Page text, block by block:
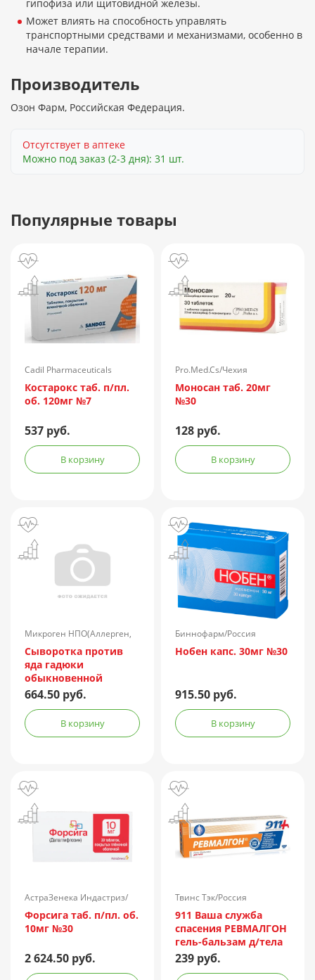
гипофиза или щитовидной железы.
Может влиять на способность управлять
транспортными средствами и механизмами, особенно в
начале терапии.
Производитель
Озон Фарм, Российская Федерация.
Отсутствует в аптеке
Можно под заказ (2-3 дня): 31 шт.
Популярные товары
Cadil Pharmaceuticals
Limited/Индия
Костарокс таб. п/пл.
об. 120мг №7
537 руб.
В корзину
Pro.Med.Cs/Чехия
Моносан таб. 20мг
№30
128 руб.
В корзину
Микроген НПО(Аллерген,
г.Ставрополь)/Россия
Сыворотка против
яда гадюки
обыкновенной
лошадиная
очищенная
концентрированная
жидкая амп.(р-р д/
664.50 руб.
В корзину
Биннофарм/Россия
Нобен капс. 30мг №30
915.50 руб.
В корзину
АстраЗенека Индастриз/
Россия
Форсига таб. п/пл. об.
10мг №30
2 624.50 руб.
Твинс Тэк/Россия
911 Ваша служба
спасения РЕВМАЛГОН
гель-бальзам д/тела
100мл
239 руб.